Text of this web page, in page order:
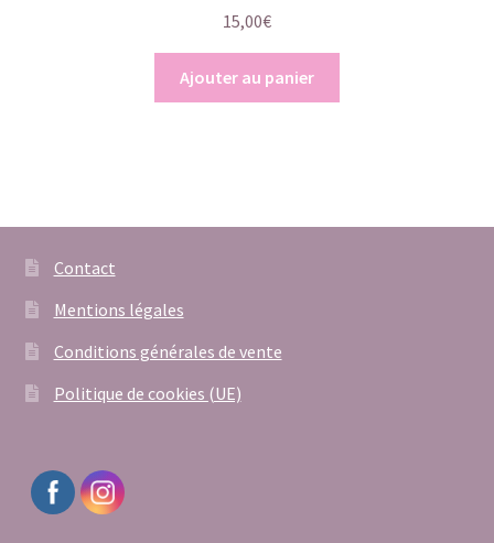
15,00€
Ajouter au panier
Contact
Mentions légales
Conditions générales de vente
Politique de cookies (UE)